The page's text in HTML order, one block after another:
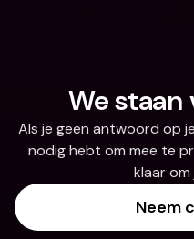
We staan
Als je geen antwoord op
nodig hebt om mee te
klaar
Neem